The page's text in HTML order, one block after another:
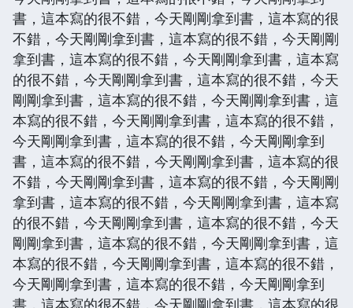
書，這本寫的很不錯，今天剛剛拿到書，這本寫的很
不錯，今天剛剛拿到書，這本寫的很不錯，今天剛剛
拿到書，這本寫的很不錯，今天剛剛拿到書，這本寫
的很不錯，今天剛剛拿到書，這本寫的很不錯，今天
剛剛拿到書，這本寫的很不錯，今天剛剛拿到書，這
本寫的很不錯，今天剛剛拿到書，這本寫的很不錯，
今天剛剛拿到書，這本寫的很不錯，今天剛剛拿到
書，這本寫的很不錯，今天剛剛拿到書，這本寫的很
不錯，今天剛剛拿到書，這本寫的很不錯，今天剛剛
拿到書，這本寫的很不錯，今天剛剛拿到書，這本寫
的很不錯，今天剛剛拿到書，這本寫的很不錯，今天
剛剛拿到書，這本寫的很不錯，今天剛剛拿到書，這
本寫的很不錯，今天剛剛拿到書，這本寫的很不錯，
今天剛剛拿到書，這本寫的很不錯，今天剛剛拿到
書，這本寫的很不錯，今天剛剛拿到書，這本寫的很